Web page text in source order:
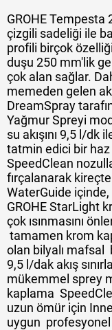
GROHE
çizgili sadeliği ile
profili birçok
duşu 250 mm'lik
çok alan sağlar.
memeden gelen
DreamSpray
Yağmur Spreyi
su akışını 9,5 l/dk
tatmin edici bir haz
SpeedClean
fırçalanarak
WaterGuide içinde,
GROHE StarLight
çok ısınmasını
tamamen krom
olan bilyalı mafsal
9,5 l/dak akış
mükemmel sprey
kaplama
uzun ömür için
uygun profesyonel